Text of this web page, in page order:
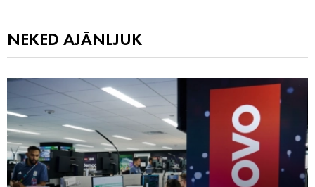
NEKED AJÁNLJUK